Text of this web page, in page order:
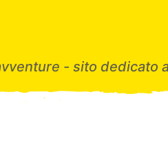
- sito dedicato